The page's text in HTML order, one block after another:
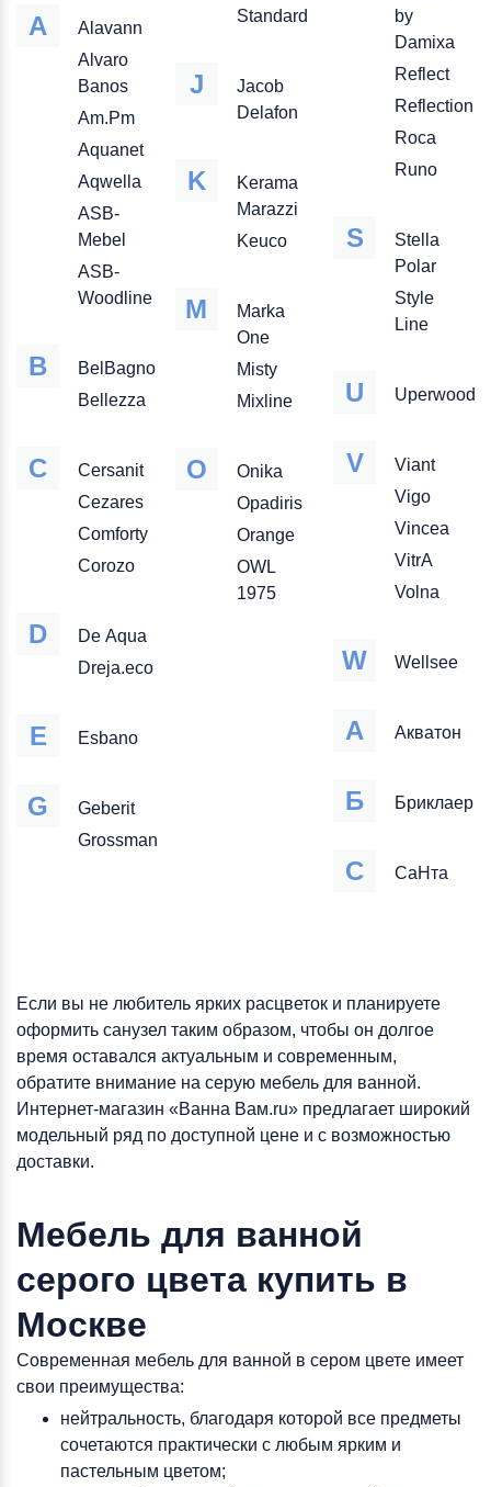
A
Alavann
Alvaro
Banos
Am.Pm
Aquanet
Aqwella
ASB-
Mebel
ASB-
Woodline
B
BelBagno
Bellezza
C
Cersanit
Cezares
Comforty
Corozo
D
De Aqua
Dreja.eco
E Esbano
G
Geberit
Grossman
Standard
J
Jacob
Delafon
K
Kerama
Marazzi
Keuco
M
Marka
One
Misty
Mixline
O
Onika
Opadiris
Orange
OWL
1975
by
Damixa
Reflect
Reflection
Roca
Runo
S
Stella
Polar
Style
Line
U Uperwood
V
Viant
Vigo
Vincea
VitrA
Volna
W Wellsee
А Акватон
Б Бриклаер
С СаНта
Если вы не любитель ярких расцветок и планируете
оформить санузел таким образом, чтобы он долгое
время оставался актуальным и современным,
обратите внимание на серую мебель для ванной.
Интернет-магазин «Ванна Вам.ru» предлагает широкий
модельный ряд по доступной цене и с возможностью
доставки.
Мебель для ванной
серого цвета купить в
Москве
Современная мебель для ванной в сером цвете имеет
свои преимущества:
нейтральность, благодаря которой все предметы
сочетаются практически с любым ярким и
пастельным цветом;